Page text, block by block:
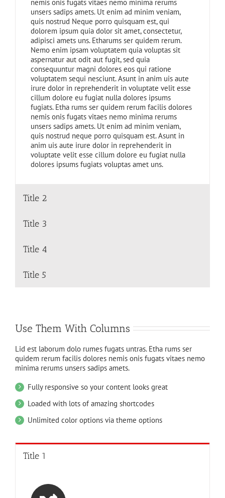
nemis onis fugats vitaes nemo minima rerums
unsers sadips amets. Ut enim ad minim veniam,
quis nostrud Neque porro quisquam est, qui
dolorem ipsum quia dolor sit amet, consectetur,
adipisci amets uns. Etharums ser quidem rerum.
Nemo enim ipsam voluptatem quia voluptas sit
aspernatur aut odit aut fugit, sed quia
consequuntur magni dolores eos qui ratione
voluptatem sequi nesciunt. Asunt in anim uis aute
irure dolor in reprehenderit in voluptate velit esse
cillum dolore eu fugiat nulla dolores ipsums
fugiats. Etha rums ser quidem rerum facilis dolores
nemis onis fugats vitaes nemo minima rerums
unsers sadips amets. Ut enim ad minim veniam,
quis nostrud neque porro quisquam est. Asunt in
anim uis aute irure dolor in reprehenderit in
voluptate velit esse cillum dolore eu fugiat nulla
dolores ipsums fugiats voluptas amet uns.
Title 2
Title 3
Title 4
Title 5
Use Them With Columns
Lid est laborum dolo rumes fugats untras. Etha rums ser
quidem rerum facilis dolores nemis onis fugats vitaes nemo
minima rerums unsers sadips amets.
Fully responsive so your content looks great
Loaded with lots of amazing shortcodes
Unlimited color options via theme options
Title 1